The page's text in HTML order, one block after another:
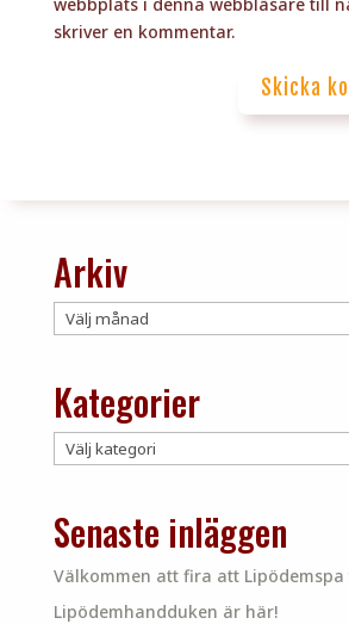
skriver en kommentar.
Skicka
Arkiv
Arkiv
Kategorier
Kategorier
Senaste inläggen
Välkommen att fira att
Lipödemhandduken är här!